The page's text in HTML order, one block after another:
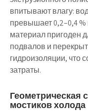
впитывают влагу:
превышает 0,2–0,4
материал пригоден
подвалов и
гидроизоляции, что
затраты.
Геометрическая
мостиков холода